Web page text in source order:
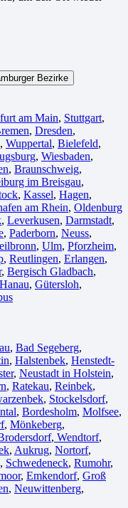
Bezirke
am Main, Stuttgart,
, Dresden,
, Wuppertal⁠, Bielefeld⁠,
, Wiesbaden⁠,
, Braunschweig,
im Breisgau⁠,
, Kassel⁠, Hagen,
am Rhein⁠, Oldenburg
, Leverkusen, Darmstadt⁠,
, Paderborn, Neuss,
, Ulm⁠, Pforzheim,
, Reutlingen, Erlangen⁠,
, Bergisch Gladbach,
Hanau, Gütersloh,
, Bad Segeberg,
, Halstenbek, Henstedt-
, Neustadt in Holstein,
, Ratekau, Reinbek,
, Stockelsdorf,
, Bordesholm, Molfsee,
, Mönkeberg,
, Wendtorf,
, Aukrug, Nortorf,
, Schwedeneck, Rumohr,
, Emkendorf, Groß
, Neuwittenberg,